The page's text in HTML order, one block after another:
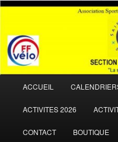
Aller
principal
Aller
secondaireASSM
La santé par le vélo
principal
ACCUEIL
ACTIVITES 2026
CONTACT BOUTIQUE